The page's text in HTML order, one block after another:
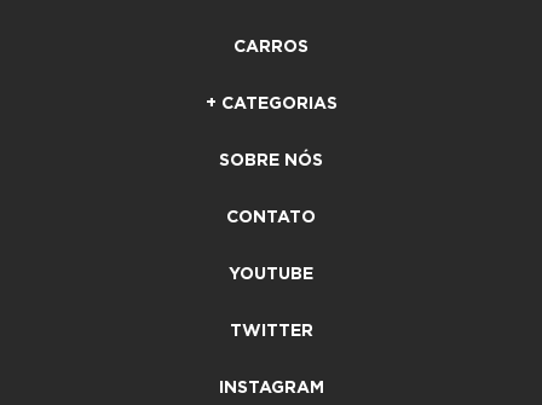
CARROS
+ CATEGORIAS
SOBRE NÓS
CONTATO
YOUTUBE
TWITTER
INSTAGRAM